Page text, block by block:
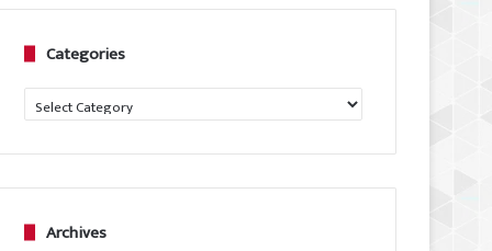
Categories
Categories
Archives